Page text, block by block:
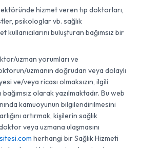
hizmet veren tıp doktorları,
psikologlar vb. sağlık
buluşturan bağımsız bir
uzman yorumları ve
uzmanın doğrudan veya dolaylı
ve/veya ricası olmaksızın, ilgili
olarak yazılmaktadır. Bu web
kamuoyunun bilgilendirilmesini
artırmak, kişilerin sağlık
veya uzmana ulaşmasını
herhangi bir Sağlık Hizmeti